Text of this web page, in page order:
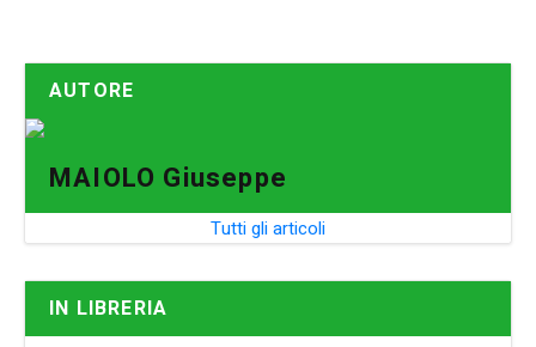
AUTORE
MAIOLO Giuseppe
Tutti gli articoli
IN LIBRERIA